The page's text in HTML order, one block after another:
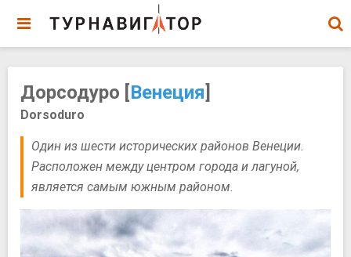
Дорсодуро [Венеция]
Dorsoduro
Один из шести исторических районов Венеции.
Расположен между центром города и лагуной,
является самым южным районом.